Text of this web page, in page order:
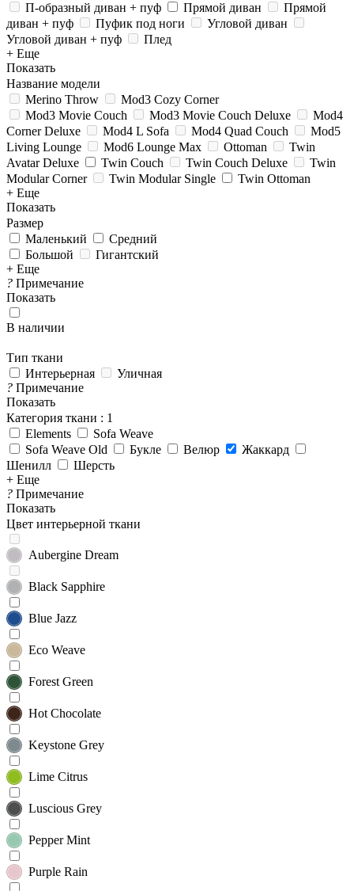
П-образный диван + пуф
Прямой диван
Прямой
диван + пуф
Пуфик под ноги
Угловой диван
Угловой диван + пуф
Плед
+ Еще
Показать
Название модели
Merino Throw
Mod3 Cozy Corner
Mod3 Movie Couch
Mod3 Movie Couch Deluxe
Mod4
Corner Deluxe
Mod4 L Sofa Mod4 Quad Couch
Mod5
Living Lounge
Mod6 Lounge Max Ottoman
Twin
Avatar Deluxe
Twin Couch Twin Couch Deluxe
Twin
Modular Corner
Twin Modular Single
Twin Ottoman
+ Еще
Показать
Размер
Маленький
Средний
Большой
Гигантский
+ Еще
? Примечание
Показать
В наличии
Тип ткани
Интерьерная
Уличная
? Примечание
Показать
Категория ткани : 1
Elements
Sofa Weave
Sofa Weave Old
Букле Велюр
Жаккард
Шенилл
Шерсть
+ Еще
? Примечание
Показать
Цвет интерьерной ткани
Aubergine Dream
Black Sapphire
Blue Jazz
Eco Weave
Forest Green
Hot Chocolate
Keystone Grey
Lime Citrus
Luscious Grey
Pepper Mint
Purple Rain